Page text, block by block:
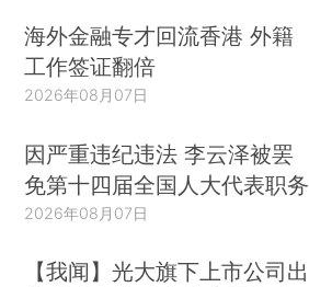
海外金融专才回流香港 外籍
工作签证翻倍
2026年08月07日
因严重违纪违法 李云泽被罢
免第十四届全国人大代表职务
2026年08月07日
【我闻】光大旗下上市公司出